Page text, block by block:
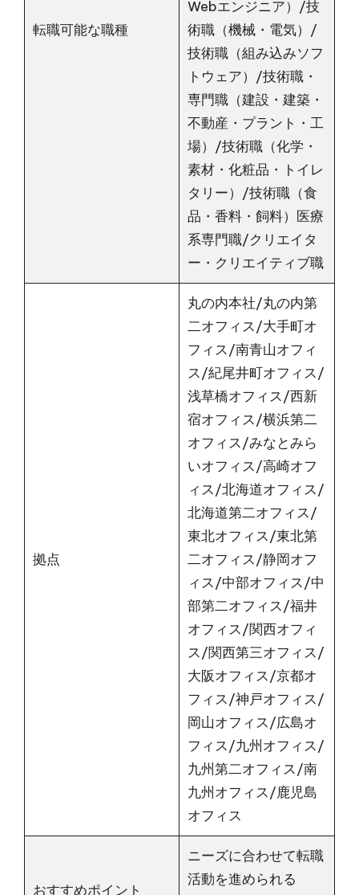
転職可能な職種
Webエンジニア）/技
術職（機械・電気）/
技術職（組み込みソフ
トウェア）/技術職・
専門職（建設・建築・
不動産・プラント・工
場）/技術職（化学・
素材・化粧品・トイレ
タリー）/技術職（食
品・香料・飼料）医療
系専門職/クリエイタ
ー・クリエイティブ職
拠点
丸の内本社/丸の内第
二オフィス/大手町オ
フィス/南青山オフィ
ス/紀尾井町オフィス/
浅草橋オフィス/西新
宿オフィス/横浜第二
オフィス/みなとみら
いオフィス/高崎オフ
ィス/北海道オフィス/
北海道第二オフィス/
東北オフィス/東北第
二オフィス/静岡オフ
ィス/中部オフィス/中
部第二オフィス/福井
オフィス/関西オフィ
ス/関西第三オフィス/
大阪オフィス/京都オ
フィス/神戸オフィス/
岡山オフィス/広島オ
フィス/九州オフィス/
九州第二オフィス/南
九州オフィス/鹿児島
オフィス
おすすめポイント
ニーズに合わせて転職
活動を進められる